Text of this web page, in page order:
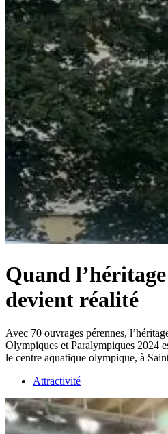
Quand
devient réalité
Avec 70 ouvrages pérennes,
Olympiques et Paralympiques 2024
le centre aquatique olympique, à
Attractivité